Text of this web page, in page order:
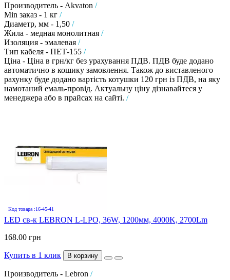
Производитель - Akvaton /
Min заказ - 1 кг /
Диаметр, мм - 1,50 /
Жила - медная монолитная /
Изоляция - эмалевая /
Тип кабеля - ПЕТ-155 /
Ціна - Ціна в грн/кг без урахування ПДВ. ПДВ буде додано
автоматично в кошику замовлення. Також до виставленого
рахунку буде додано вартість котушки 120 грн із ПДВ, на яку
намотаний емаль-провід. Актуальну ціну дізнавайтеся у
менеджера або в прайсах на сайті. /
Код товара :16-45-41
LED св-к LEBRON L-LPO, 36W, 1200мм, 4000K, 2700Lm
168.00 грн
Купить в 1 клик В корзину
Производитель - Lebron /